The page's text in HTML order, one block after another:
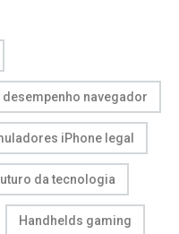
desempenho navegador
iPhone legal
da tecnologia
Handhelds gaming